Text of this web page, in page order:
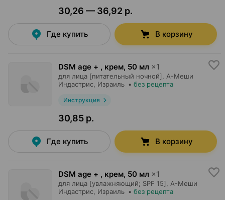
30,26 — 36,92 р.
Где купить В корзину
DSM age + , крем, 50 мл ×1
для лица [питательный ночной],
А-Меши
Индастрис , Израиль • без рецепта
Инструкция
30,85 р.
Где купить В корзину
DSM age + , крем, 50 мл ×1
для лица [увлажняющий; SPF 15],
А-Меши
Индастрис , Израиль • без рецепта